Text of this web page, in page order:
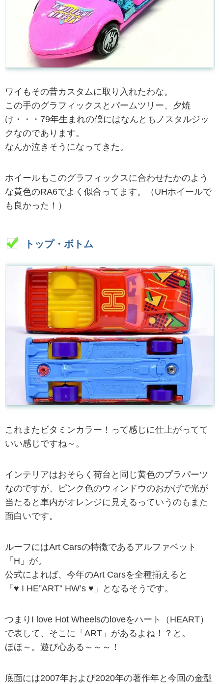
ワイもその昔カスタムに取り入れたわな。
この手のグラフィックスとパームツリー、夕焼
け・・・79年生まれの僕にはなんともノスタルジッ
クなのであります。
なんか泣きそうになってきた。
ホイールもこのグラフィックスに合わせたかのよう
な黄色のRA6でよく似合ってます。（UHホイールで
も良かった！）
トップ・ボトム
これまたビタミンカラー！って感じに仕上がってて
いい感じですね～。
インテリアはおそらく荷台と同じ黄色のプラパーツ
なのですが、ピンク色のウィンドウのおかげで光が
当たると車内がオレンジに見えるっていうのもまた
面白いです。
ルーフにはArt Carsの特徴であるアルファベット
「H」が。
公式によれば、今年のArt Carsを全種揃えると
「 ♥ I HE”ART” HW’s ♥」となるそうです。
つまりI love Hot Wheelsのloveをハート（HEART）
で表して、そこに「ART」があるよね！？と。
ほほ～。遊び心ある～～～！
底面には2007年および2020年の著作年と今回の金型